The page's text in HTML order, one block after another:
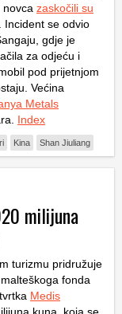
novca zaskočili su
Incident se odvio
gdje je
za odjeću i
pod prijetnjom
Većina
Metals
Index
Kina Shan Jiuliang
milijuna
turizmu pridružuje
fonda
Medis
kuna, koja se